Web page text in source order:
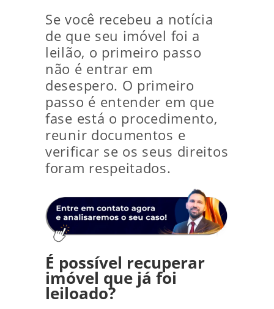
Se você recebeu a notícia
de que seu imóvel foi a
leilão, o primeiro passo
não é entrar em
desespero. O primeiro
passo é entender em que
fase está o procedimento,
reunir documentos e
verificar se os seus direitos
foram respeitados.
É possível recuperar
imóvel que já foi
leiloado?